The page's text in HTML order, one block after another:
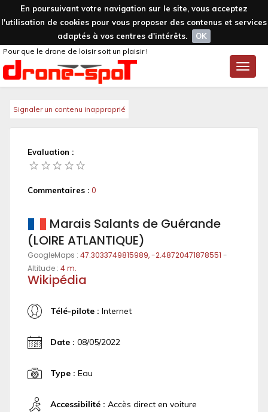
En poursuivant votre navigation sur le site, vous acceptez
l'utilisation de cookies pour vous proposer des contenus et services
adaptés à vos centres d'intérêts.
OK
Toggle
Pour que le drone de loisir soit un plaisir !
Signaler un contenu inapproprié
Evaluation :
Commentaires : 0
Marais Salants de Guérande
(LOIRE ATLANTIQUE)
GoogleMaps : 47.3033749815989, -2.48720471878551 -
Altitude : 4 m.
Wikipédia
Télé-pilote : Internet
Date : 08/05/2022
Type : Eau
Accessibilité : Accès direct en voiture